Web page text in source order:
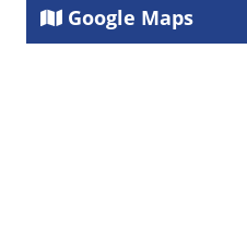
Google Maps